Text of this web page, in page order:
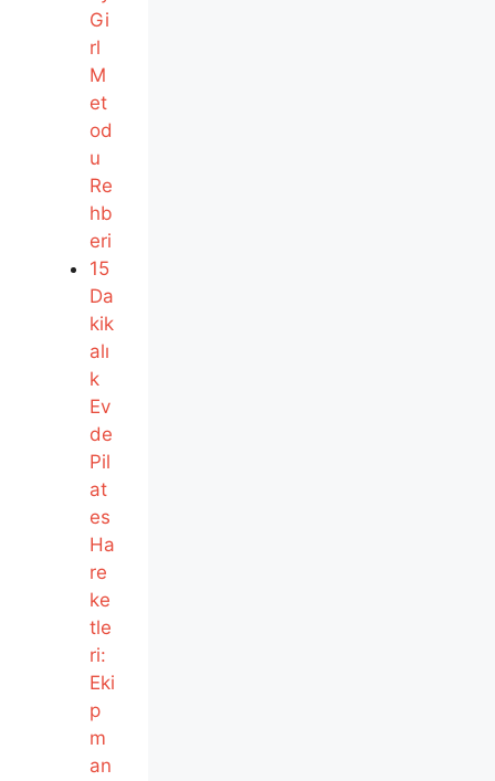
Gi
rl
M
et
od
u
Re
hb
eri
15
Da
kik
alı
k
Ev
de
Pil
at
es
Ha
re
ke
tle
ri:
Eki
p
m
an